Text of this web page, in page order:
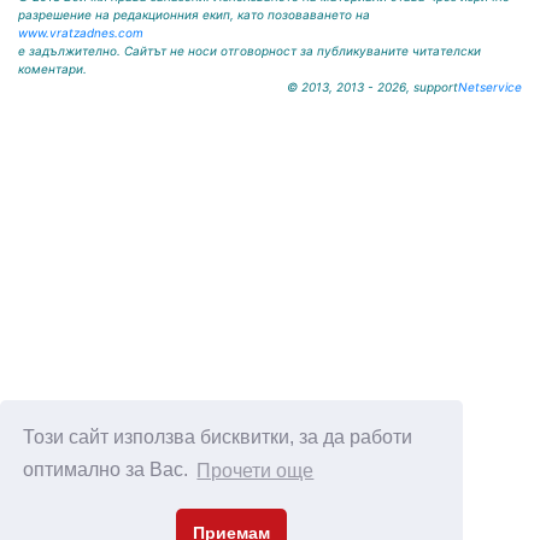
Този сайт използва бисквитки, за да работи
оптимално за Вас.
Прочети още
Приемам
разрешение на редакционния екип, като позоваването на
www.vratzadnes.com
е задължително. Сайтът не носи отговорност за публикуваните читателски
коментари.
© 2013, 2013 - 2026, supportNetservice